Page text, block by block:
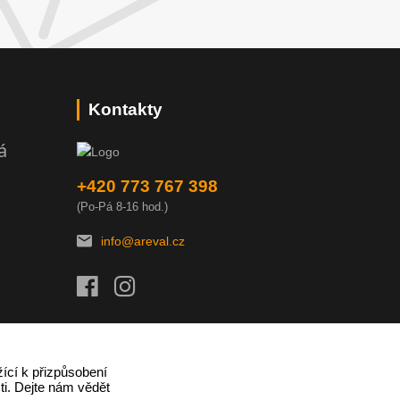
Kontakty
+420 773 767 398
(Po-Pá 8-16 hod.)
info@areval.cz
k přizpůsobení
Dejte nám vědět